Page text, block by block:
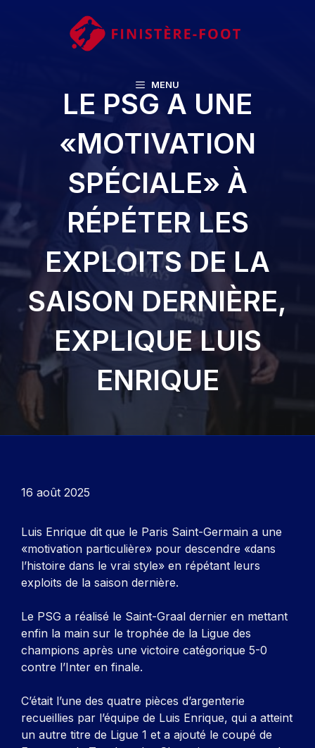
MENU
LE PSG A UNE
«MOTIVATION
SPÉCIALE» À
RÉPÉTER LES
EXPLOITS DE LA
SAISON DERNIÈRE,
EXPLIQUE LUIS
ENRIQUE
16 août 2025
Luis Enrique dit que le Paris Saint-Germain a une
«motivation particulière» pour descendre «dans
l’histoire dans le vrai style» en répétant leurs
exploits de la saison dernière.
Le PSG a réalisé le Saint-Graal dernier en mettant
enfin la main sur le trophée de la Ligue des
champions après une victoire catégorique 5-0
contre l’Inter en finale.
C’était l’une des quatre pièces d’argenterie
recueillies par l’équipe de Luis Enrique, qui a atteint
un autre titre de Ligue 1 et a ajouté le coupé de